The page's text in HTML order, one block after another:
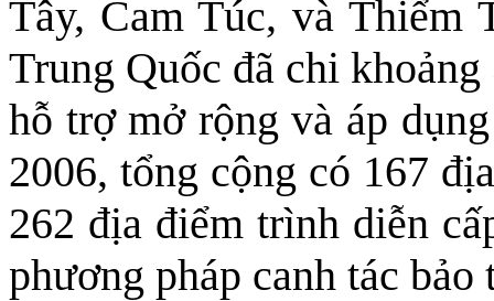
Tây, Cam Túc, và Thiểm
Trung Quốc đã chi
hỗ trợ mở rộng và áp
2006, tổng cộng có 167
262 địa điểm trình diễn
phương pháp canh tác bảo